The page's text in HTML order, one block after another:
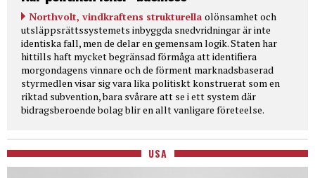
Northvolt, vindkraftens strukturella olönsamhet och
utsläppsrättssystemets inbyggda snedvridningar är inte
identiska fall, men de delar en gemensam logik. Staten har
hittills haft mycket begränsad förmåga att identifiera
morgondagens vinnare och de förment marknadsbaserad
styrmedlen visar sig vara lika politiskt konstruerat som en
riktad subvention, bara svårare att se i ett system där
bidragsberoende bolag blir en allt vanligare företeelse.
USA